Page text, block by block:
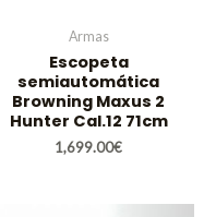
Armas
Escopeta
semiautomática
Browning Maxus 2
Hunter Cal.12 71cm
1,699.00€